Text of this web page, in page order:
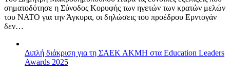
σηματοδότησε η Σύνοδος Κορυφής των ηγετών των κρατών μελών
του ΝΑΤΟ για την Άγκυρα, οι δηλώσεις του προέδρου Ερντογάν
δεν…
Διπλή διάκριση για τη ΣΑΕΚ ΑΚΜΗ στα Education Leaders
Awards 2025